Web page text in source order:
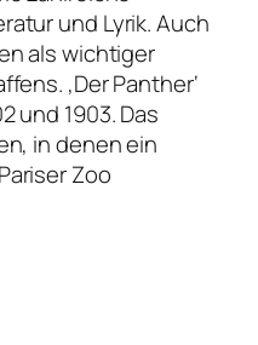
und Lyrik. Auch
als wichtiger
‚Der Panther‘
und 1903. Das
in denen ein
Zoo